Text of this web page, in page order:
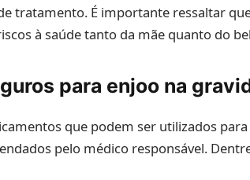
tratamento. É importante ressaltar
à saúde tanto da mãe quanto do
para enjoo na
que podem ser utilizados
pelo médico responsável.